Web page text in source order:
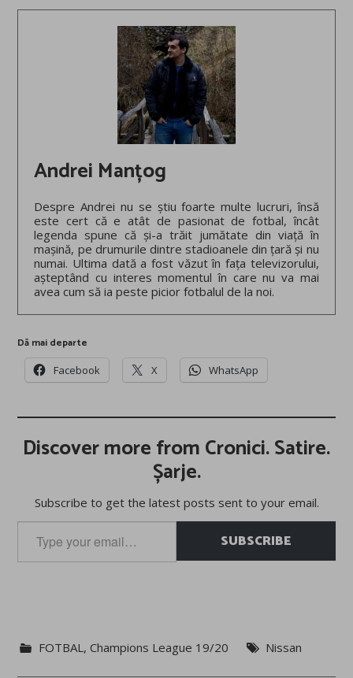
Andrei Manțog
Despre Andrei nu se știu foarte multe lucruri, însă
este cert că e atât de pasionat de fotbal, încât
legenda spune că și-a trăit jumătate din viață în
mașină, pe drumurile dintre stadioanele din țară și nu
numai. Ultima dată a fost văzut în fața televizorului,
așteptând cu interes momentul în care nu va mai
avea cum să ia peste picior fotbalul de la noi.
Dă mai departe
Facebook X WhatsApp
Discover more from Cronici. Satire.
Șarje.
Subscribe to get the latest posts sent to your email.
your
email…
SUBSCRIBE
FOTBAL ,Champions League 19/20 Nissan